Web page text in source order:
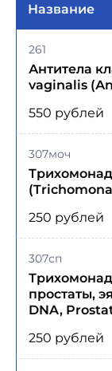
Название
Антитела
vaginalis
261
550 рублей
307моч
250 рублей
простаты,
DNA,
307сп
250 рублей